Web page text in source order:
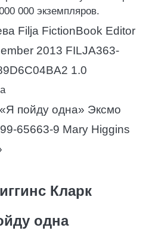
000 экземпляров.
Filja FictionBook Editor
2013 FILJA363-
1.0
пойду одна» Эксмо
65663-9 Mary Higgins
Кларк
одна